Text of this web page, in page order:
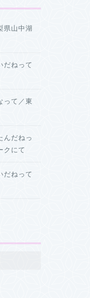
県山中湖
だねって
って／東
んだねっ
クにて
だねって